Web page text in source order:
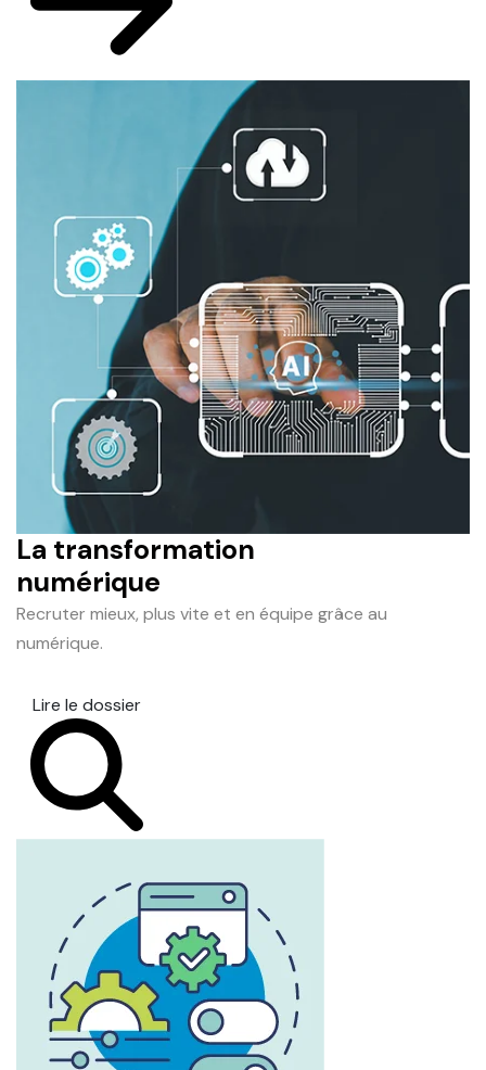
La transformation
numérique
Recruter mieux, plus vite et en équipe grâce au
numérique.
Lire le dossier